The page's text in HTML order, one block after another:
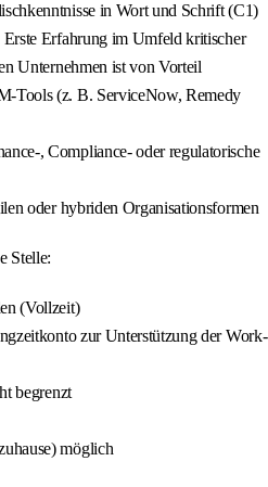
in Wort und Schrift (C1)
Erfahrung im Umfeld kritischer
Unternehmen ist von Vorteil
Tools (z. B. ServiceNow, Remedy
, Compliance- oder regulatorische
oder hybriden Organisationsformen
Stelle:
(Vollzeit)
zur Unterstützung der Work-
begrenzt
möglich